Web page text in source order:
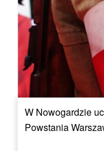
W Nowogardzie
Powstania